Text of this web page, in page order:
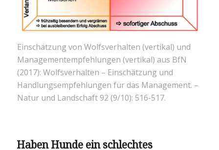
Einschätzung von Wolfsverhalten (vertikal) und
Managementempfehlungen (vertikal) aus BfN
(2017): Wolfsverhalten – Einschätzung und
Handlungsempfehlungen für das Management. –
Natur und Landschaft 92 (9/10): 516-517.
Haben Hunde ein schlechtes